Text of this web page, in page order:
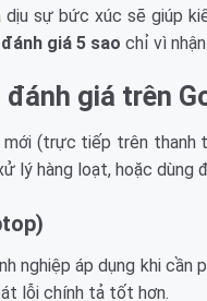
dịu sự bức xúc sẽ giúp
giá 5 sao chỉ vì
giá trên
(trực tiếp trên
lý hàng loạt, hoặc dùng
nghiệp áp dụng khi cần
lỗi chính tả tốt hơn.